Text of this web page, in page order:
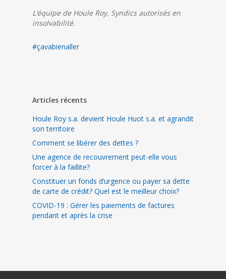
L’équipe de Houle Roy, Syndics autorisés en
insolvabilité.
#çavabienaller
Articles récents
Houle Roy s.a. devient Houle Huot s.a. et agrandit
son territoire
Comment se libérer des dettes ?
Une agence de recouvrement peut-elle vous
forcer à la faillite?
Constituer un fonds d’urgence ou payer sa dette
de carte de crédit? Quel est le meilleur choix?
COVID-19 : Gérer les paiements de factures
pendant et après la crise